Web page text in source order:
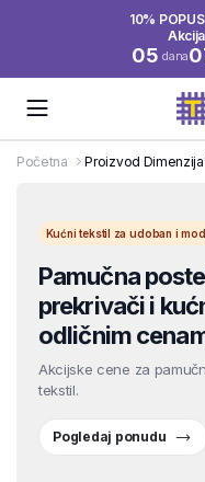
10%
05 dana
Početna Proizvod Dimenzija
Kućni tekstil za udoban i
Pamučna
prekrivači i
odličnim
Akcijske cene za
tekstil.
Pogledaj ponudu